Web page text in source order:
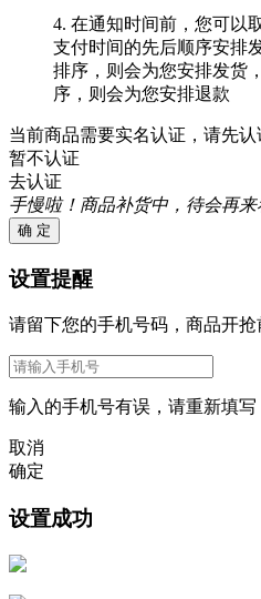
4. 在通知时间前，您可以
支付时间的先后顺序安排
排序，则会为您安排发货
序，则会为您安排退款
当前商品需要实名认证，请先
暂不认证
去认证
手慢啦！商品补货中，待会再来
确 定
设置提醒
请留下您的手机号码，商品开抢
输入的手机号有误，请重新填写
取消
确定
设置成功